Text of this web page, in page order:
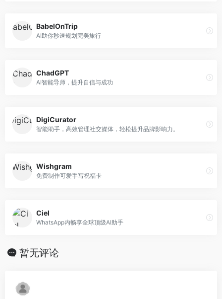
BabelOnTrip
AI助你秒速规划完美旅行
ChadGPT
AI智能导师，提升自信与成功
DigiCurator
智能助手，高效管理社交媒体，轻松提升品牌影响力。
Wishgram
免费制作可爱手写祝福卡
Ciel
WhatsApp内畅享全球顶级AI助手
暂无评论